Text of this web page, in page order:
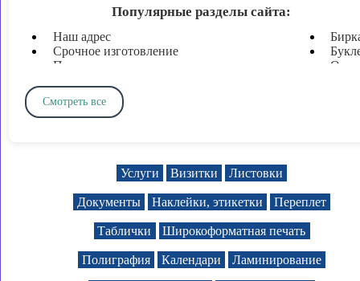
Популярные разделы сайта:
Наш адрес
Срочное изготовление
Печати и штампы
Печать визиток
Ламинирование
Печать флаеров
Таблички и вывески
Наклейки, этикетки, стикеры
Плакаты
Баннеры
Пломбировочные наклейки
Таблички на дом
Полиграфия цветная
Смотреть все
Услуги Визитки Листовки
Документы Наклейки, этикетки Переплет
Таблички Широкоформатная печать
Полиграфия Календари Ламинирование